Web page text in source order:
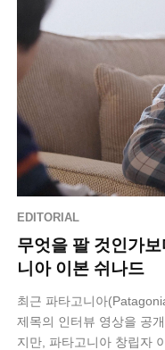
EDITORIAL
무엇을 팔 것인가
니아 이본 쉬나드
최근 파타고니아
제목의 인터뷰 영상을 공
지만, 파타고니아 창립자